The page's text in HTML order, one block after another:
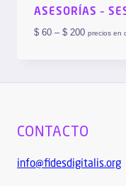
ASESORÍAS –
$60– $200 precios en
CONTACTO
info@fidesdigitalis.org